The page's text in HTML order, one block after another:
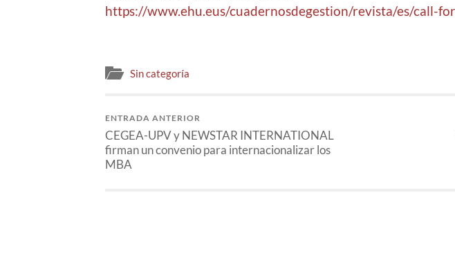
https://www.ehu.eus/cuadernosdegestion/revista/es/call-
Sin categoría
ENTRADA ANTERIOR
CEGEA-UPV y NEWSTAR INTERNATIONAL
firman un convenio para internacionalizar los
MBA